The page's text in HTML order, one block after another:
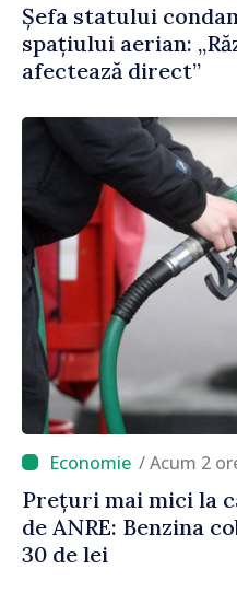
Șefa statului
spațiului aerian:
afectează direct”
/ Acum 2
Prețuri mai mici la
de ANRE: Benzina
30 de lei